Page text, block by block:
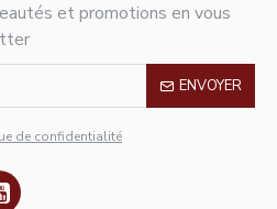
et promotions en vous
ENVOYER
de confidentialité